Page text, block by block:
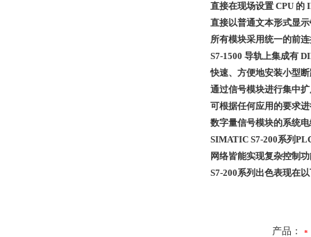
直接在现场设置 CPU 的
直接以普通文本形式显
所有模块采用统一的前
S7-1500 导轨上集成有
快速、方便地安装小型
通过信号模块进行集中
可根据任何应用的要求
数字量信号模块的系统
SIMATIC S7-200系列
网络皆能实现复杂控制
S7-200系列出色表现在
产品：